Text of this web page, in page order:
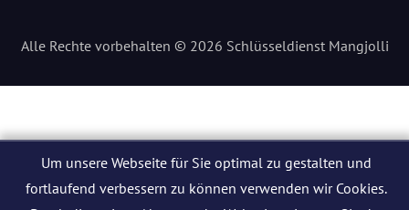
Alle Rechte vorbehalten © 2026 Schlüsseldienst Mangjolli
Um unsere Webseite für Sie optimal zu gestalten und
fortlaufend verbessern zu können verwenden wir Cookies.